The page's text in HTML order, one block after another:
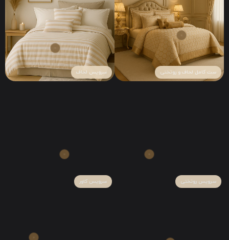
ست کامل لحاف و روتختی سرویس لحاف
سرویس روتختی سرویس کاور